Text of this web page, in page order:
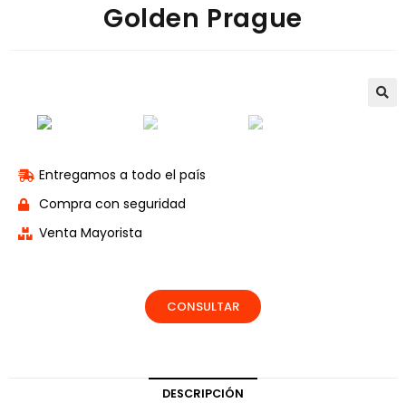
Golden Prague
Entregamos a todo el país
Compra con seguridad
Venta Mayorista
CONSULTAR
DESCRIPCIÓN